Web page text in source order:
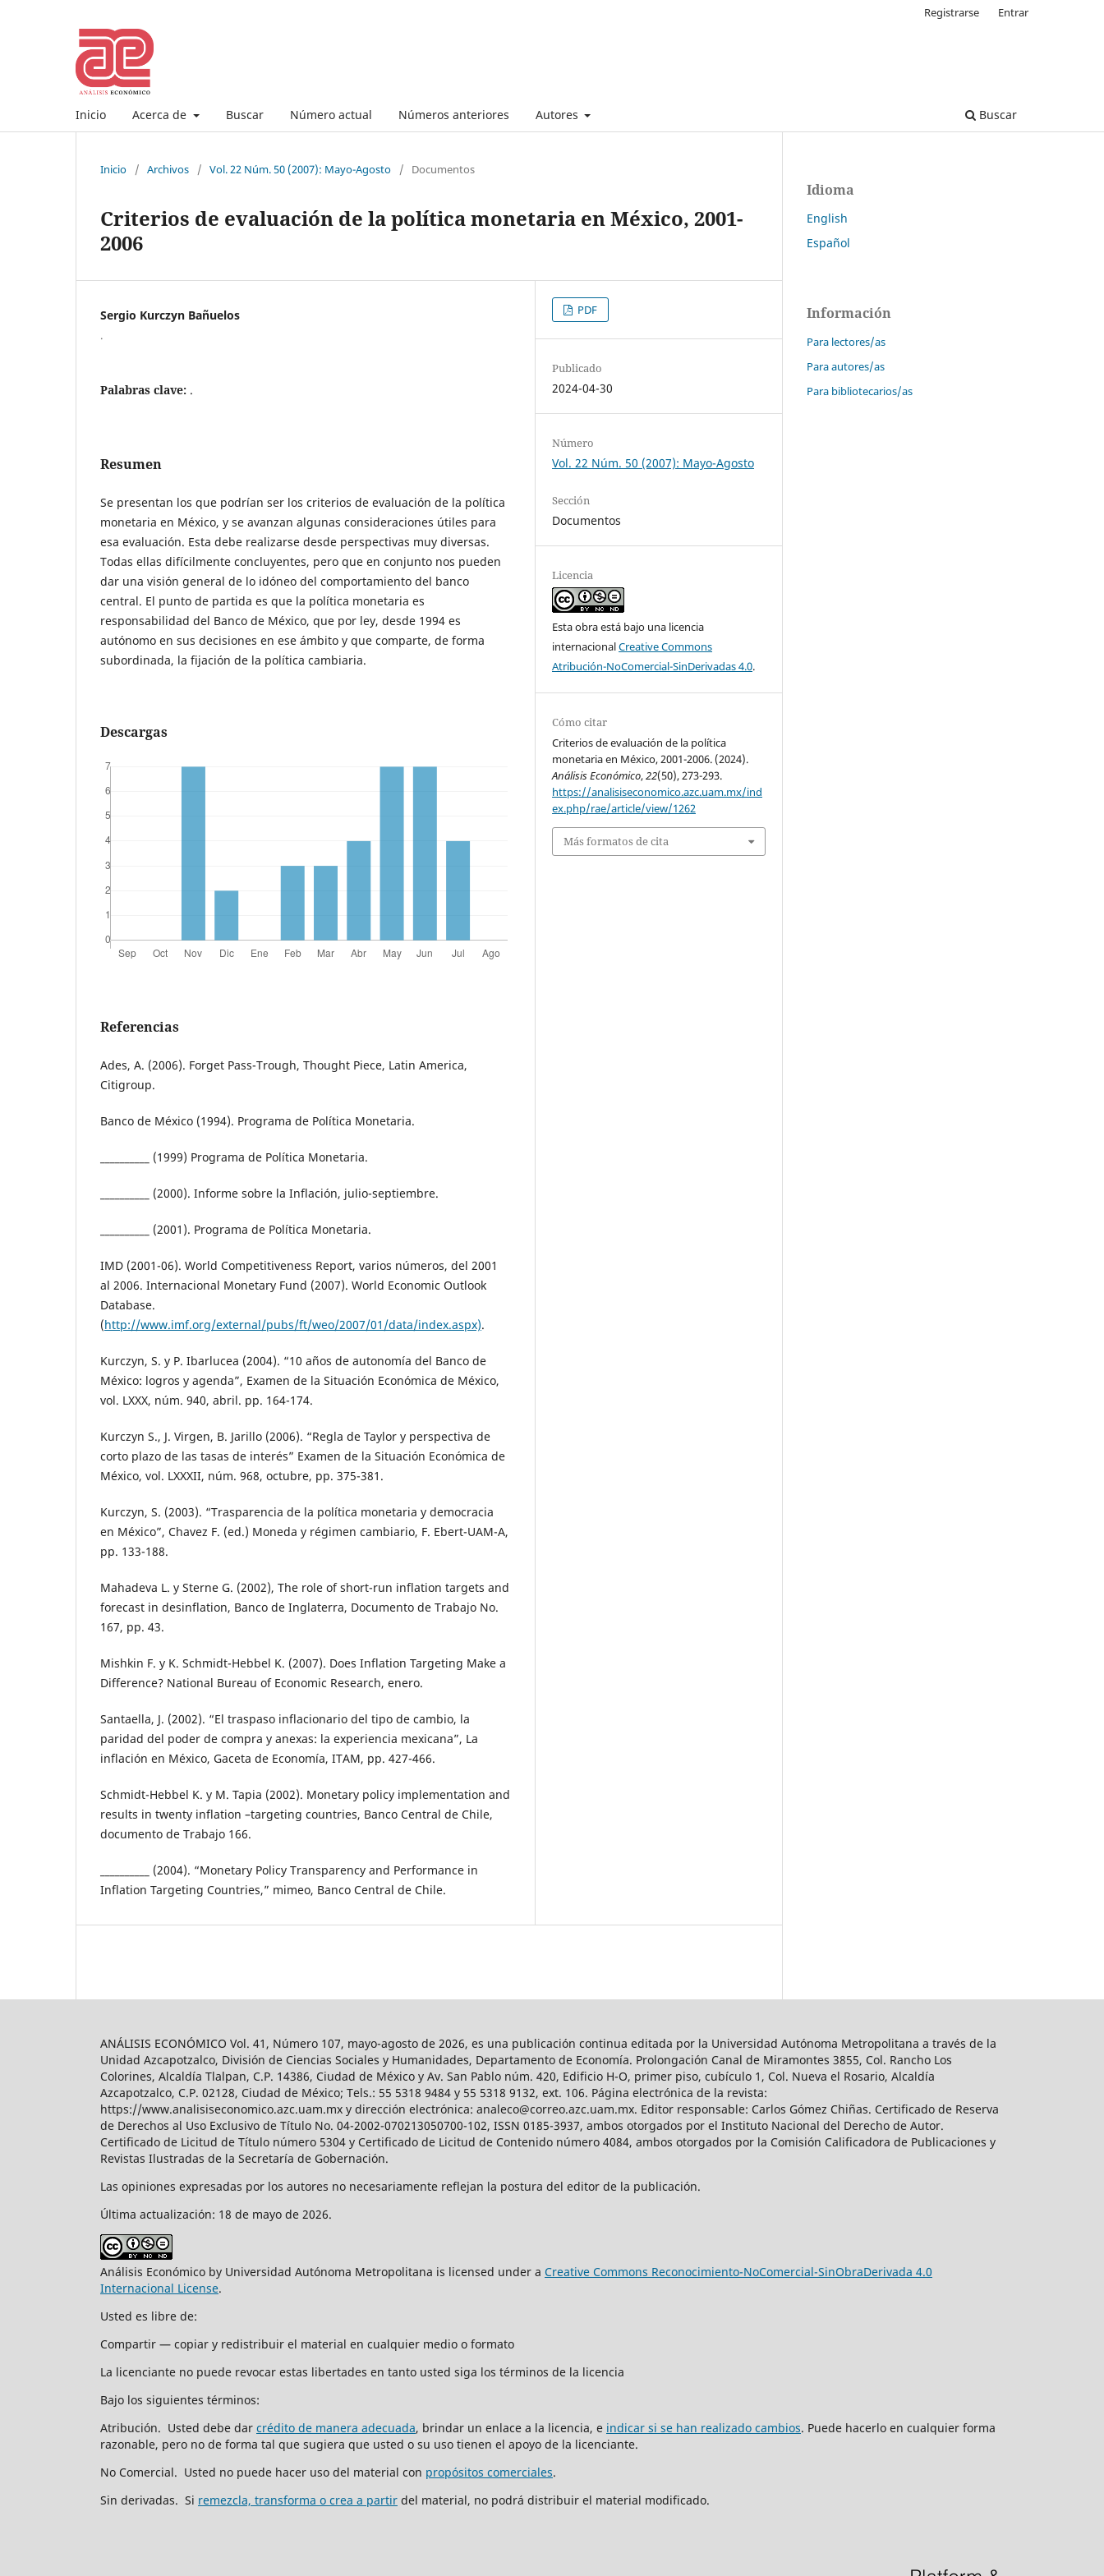
Inicio Acerca de Buscar Número actual Números anteriores Autores Buscar
Registrarse Entrar
Inicio / Archivos / Vol. 22 Núm. 50 (2007): Mayo-Agosto / Documentos
Criterios de evaluación de la política monetaria en México, 2001-
2006
Sergio Kurczyn Bañuelos
.
Palabras clave: .
Resumen
Se presentan los que podrían ser los criterios de evaluación de la política
monetaria en México, y se avanzan algunas consideraciones útiles para
esa evaluación. Esta debe realizarse desde perspectivas muy diversas.
Todas ellas difícilmente concluyentes, pero que en conjunto nos pueden
dar una visión general de lo idóneo del comportamiento del banco
central. El punto de partida es que la política monetaria es
responsabilidad del Banco de México, que por ley, desde 1994 es
autónomo en sus decisiones en ese ámbito y que comparte, de forma
subordinada, la fijación de la política cambiaria.
Descargas
Referencias
Ades, A. (2006). Forget Pass-Trough, Thought Piece, Latin America,
Citigroup.
Banco de México (1994). Programa de Política Monetaria.
__________ (1999) Programa de Política Monetaria.
__________ (2000). Informe sobre la Inflación, julio-septiembre.
__________ (2001). Programa de Política Monetaria.
IMD (2001-06). World Competitiveness Report, varios números, del 2001
al 2006. Internacional Monetary Fund (2007). World Economic Outlook
Database.
(http://www.imf.org/external/pubs/ft/weo/2007/01/data/index.aspx).
Kurczyn, S. y P. Ibarlucea (2004). “10 años de autonomía del Banco de
México: logros y agenda”, Examen de la Situación Económica de México,
vol. LXXX, núm. 940, abril. pp. 164-174.
Kurczyn S., J. Virgen, B. Jarillo (2006). “Regla de Taylor y perspectiva de
corto plazo de las tasas de interés” Examen de la Situación Económica de
México, vol. LXXXII, núm. 968, octubre, pp. 375-381.
Kurczyn, S. (2003). “Trasparencia de la política monetaria y democracia
en México”, Chavez F. (ed.) Moneda y régimen cambiario, F. Ebert-UAM-A,
pp. 133-188.
Mahadeva L. y Sterne G. (2002), The role of short-run inflation targets and
forecast in desinflation, Banco de Inglaterra, Documento de Trabajo No.
167, pp. 43.
Mishkin F. y K. Schmidt-Hebbel K. (2007). Does Inflation Targeting Make a
Difference? National Bureau of Economic Research, enero.
Santaella, J. (2002). “El traspaso inflacionario del tipo de cambio, la
paridad del poder de compra y anexas: la experiencia mexicana”, La
inflación en México, Gaceta de Economía, ITAM, pp. 427-466.
Schmidt-Hebbel K. y M. Tapia (2002). Monetary policy implementation and
results in twenty inflation –targeting countries, Banco Central de Chile,
documento de Trabajo 166.
__________ (2004). “Monetary Policy Transparency and Performance in
Inflation Targeting Countries,” mimeo, Banco Central de Chile.
PDF
Publicado
2024-04-30
Número
Vol. 22 Núm. 50 (2007): Mayo-Agosto
Sección
Documentos
Licencia
Esta obra está bajo una licencia
internacionalCreative Commons
Atribución-NoComercial-SinDerivadas 4.0.
Cómo citar
Criterios de evaluación de la política
monetaria en México, 2001-2006. (2024).
Análisis Económico,22(50), 273-293.
https://analisiseconomico.azc.uam.mx/ind
ex.php/rae/article/view/1262
Más formatos de cita
Idioma
English
Español
Información
Para lectores/as
Para autores/as
Para bibliotecarios/as
ANÁLISIS ECONÓMICO Vol. 41, Número 107, mayo-agosto de 2026, es una publicación continua editada por la Universidad Autónoma Metropolitana a través de la
Unidad Azcapotzalco, División de Ciencias Sociales y Humanidades, Departamento de Economía. Prolongación Canal de Miramontes 3855, Col. Rancho Los
Colorines, Alcaldía Tlalpan, C.P. 14386, Ciudad de México y Av. San Pablo núm. 420, Edificio H-O, primer piso, cubículo 1, Col. Nueva el Rosario, Alcaldía
Azcapotzalco, C.P. 02128, Ciudad de México; Tels.: 55 5318 9484 y 55 5318 9132, ext. 106. Página electrónica de la revista:
https://www.analisiseconomico.azc.uam.mx y dirección electrónica: analeco@correo.azc.uam.mx. Editor responsable: Carlos Gómez Chiñas. Certificado de Reserva
de Derechos al Uso Exclusivo de Título No. 04-2002-070213050700-102, ISSN 0185-3937, ambos otorgados por el Instituto Nacional del Derecho de Autor.
Certificado de Licitud de Título número 5304 y Certificado de Licitud de Contenido número 4084, ambos otorgados por la Comisión Calificadora de Publicaciones y
Revistas Ilustradas de la Secretaría de Gobernación.
Las opiniones expresadas por los autores no necesariamente reflejan la postura del editor de la publicación.
Última actualización: 18 de mayo de 2026.
Análisis Económico by Universidad Autónoma Metropolitana is licensed under a Creative Commons Reconocimiento-NoComercial-SinObraDerivada 4.0
Internacional License.
Usted es libre de:
Compartir — copiar y redistribuir el material en cualquier medio o formato
La licenciante no puede revocar estas libertades en tanto usted siga los términos de la licencia
Bajo los siguientes términos:
Atribución. Usted debe dar crédito de manera adecuada, brindar un enlace a la licencia, e indicar si se han realizado cambios. Puede hacerlo en cualquier forma
razonable, pero no de forma tal que sugiera que usted o su uso tienen el apoyo de la licenciante.
No Comercial. Usted no puede hacer uso del material con propósitos comerciales.
Sin derivadas. Si remezcla, transforma o crea a partir del material, no podrá distribuir el material modificado.